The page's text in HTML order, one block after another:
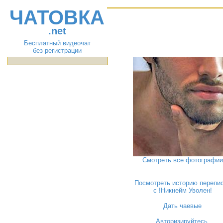
ЧАТОВКА
.net
Бесплатный видеочат
без регистрации
Смотреть все фотографии
Посмотреть историю
с !Никнейм Уволен!
Дать чаевые
Авторизируйтесь,